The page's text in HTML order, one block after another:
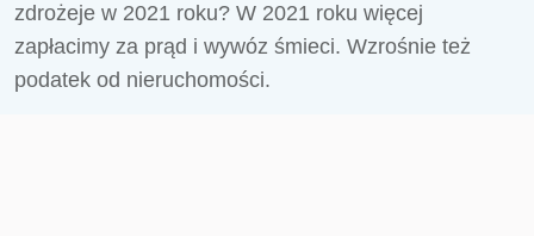
zdrożeje w 2021 roku? W 2021 roku więcej
zapłacimy za prąd i wywóz śmieci. Wzrośnie też
podatek od nieruchomości.